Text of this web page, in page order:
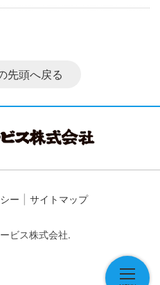
先頭へ戻る
ー サイトマップ
ビス株式会社.